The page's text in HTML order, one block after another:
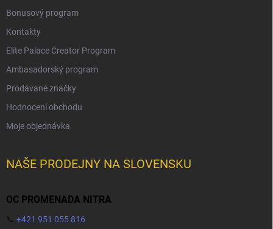
Bonusový program
Kontakty
Elite Palace Creator Program
Ambasadorský program
Prodávané značky
Hodnocení obchodu
Moje objednávka
NAŠE PRODEJNY NA SLOVENSKU
OC PROMENADA NITRA
📞 +421 951 055 816